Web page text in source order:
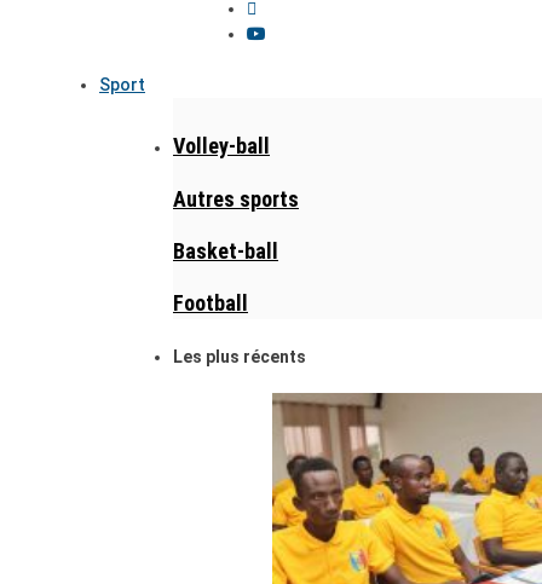
Sport
Volley-ball
Autres sports
Basket-ball
Football
Les plus récents